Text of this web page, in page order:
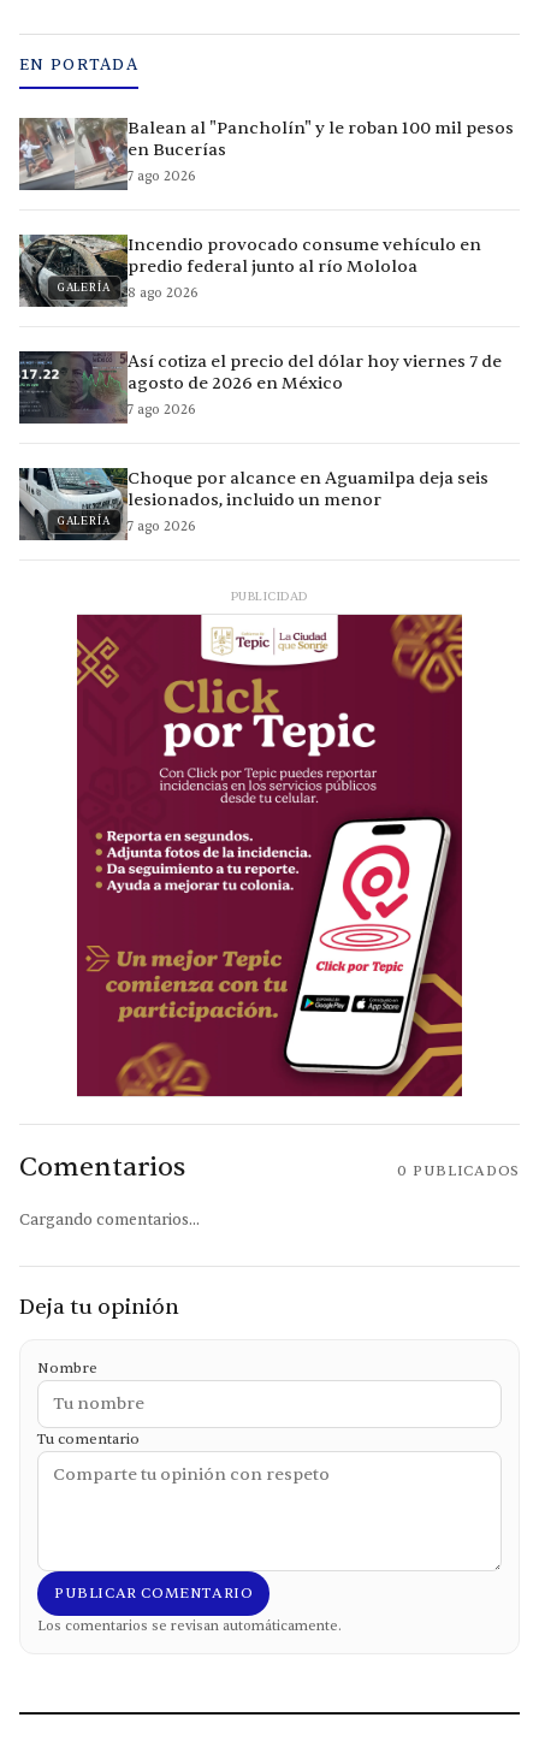
EN PORTADA
Balean al "Pancholín" y le roban 100 mil pesos
en Bucerías
7 ago 2026
GALERÍA
Incendio provocado consume vehículo en
predio federal junto al río Mololoa
8 ago 2026
Así cotiza el precio del dólar hoy viernes 7 de
agosto de 2026 en México
7 ago 2026
GALERÍA
Choque por alcance en Aguamilpa deja seis
lesionados, incluido un menor
7 ago 2026
PUBLICIDAD
Comentarios 0 PUBLICADOS
Cargando comentarios...
Deja tu opinión
Nombre
Tu comentario
PUBLICAR COMENTARIO
Los comentarios se revisan automáticamente.